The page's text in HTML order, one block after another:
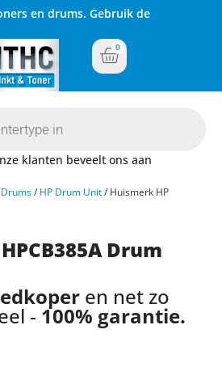
en drums. Gebruik de
0
klanten beveelt ons aan
/ HP Drum Unit/ Huismerk HP
Drum
en net zo
- 100% garantie.